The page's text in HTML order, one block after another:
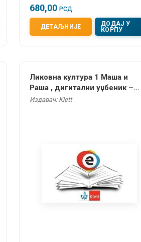
680,00РСД
ДЕТАЉНИЈЕ
ДОДАЈ У
КОРПУ
Ликовна култура 1 Маша и
Раша , дигитални уџбеник –
годишња претплата
Издавач: Klett